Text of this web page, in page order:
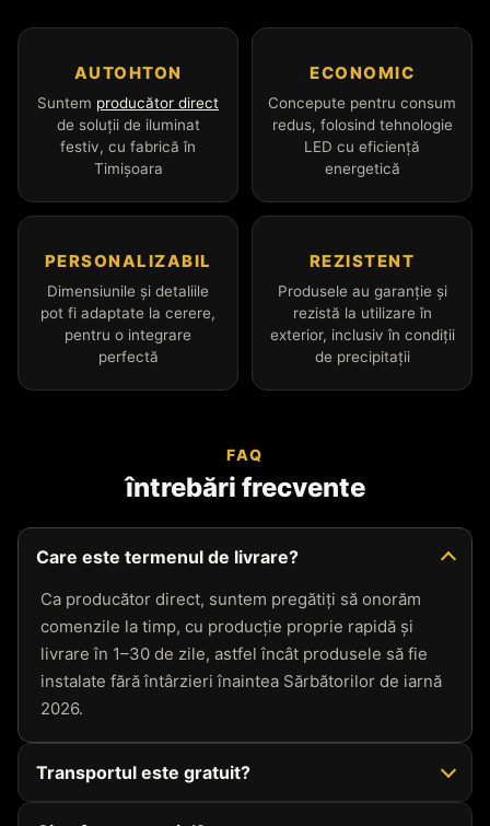
AUTOHTON
Suntem producător direct
de soluții de iluminat
festiv, cu fabrică în
Timișoara
ECONOMIC
Concepute pentru consum
redus, folosind tehnologie
LED cu eficiență
energetică
PERSONALIZABIL
Dimensiunile și detaliile
pot fi adaptate la cerere,
pentru o integrare
perfectă
REZISTENT
Produsele au garanție și
rezistă la utilizare în
exterior, inclusiv în condiții
de precipitații
FAQ
întrebări frecvente
Care este termenul de livrare?
Ca producător direct, suntem pregătiți să onorăm
comenzile la timp, cu producție proprie rapidă și
livrare în 1–30 de zile, astfel încât produsele să fie
instalate fără întârzieri înaintea Sărbătorilor de iarnă
2026.
Transportul este gratuit?